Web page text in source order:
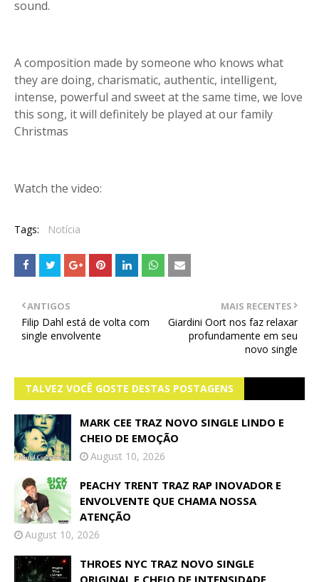
sound.
A composition made by someone who knows what
they are doing, charismatic, authentic, intelligent,
intense, powerful and sweet at the same time, we love
this song, it will definitely be played at our family
Christmas
Watch the video:
Tags: Notícia
MAIS RECENTES
Giardini Oort nos faz relaxar
profundamente em seu
novo single
ANTIGOS
Filip Dahl está de volta com
single envolvente
TALVEZ VOCÊ GOSTE DESTAS POSTAGENS
MARK CEE TRAZ NOVO SINGLE LINDO E
CHEIO DE EMOÇÃO
August 10, 2026
PEACHY TRENT TRAZ RAP INOVADOR E
ENVOLVENTE QUE CHAMA NOSSA
ATENÇÃO
August 10, 2026
THROES NYC TRAZ NOVO SINGLE
ORIGINAL E CHEIO DE INTENSIDADE